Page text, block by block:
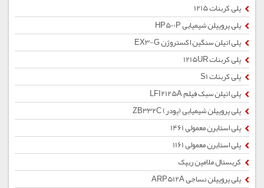
پلی کربنات 1215
پلی پروپیلن شیمیایی HP500P
پلی اتیلن سنگین اکستروژن EX3-G
پلی کربنات 1215UR
پلی کربنات S1
پلی اتیلن سبک فیلم LFI2125A
پلی پروپیلن شیمیایی (پودر) ZB332C
پلی استایرن معمولی 1461
پلی استایرن معمولی 1161
کریستال ملامین ریپک
پلی پروپیلن نساجی ARP512A